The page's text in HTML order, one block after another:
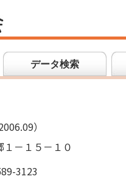
データ検索
）
－１５－１０
3123